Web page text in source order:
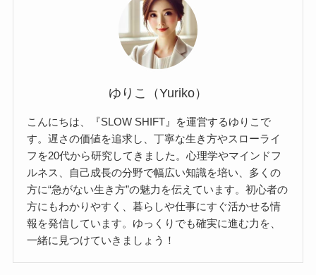
ゆりこ（Yuriko）
こんにちは、『SLOW SHIFT』を運営するゆりこで
す。遅さの価値を追求し、丁寧な生き方やスローライ
フを20代から研究してきました。心理学やマインドフ
ルネス、自己成長の分野で幅広い知識を培い、多くの
方に“急がない生き方”の魅力を伝えています。初心者の
方にもわかりやすく、暮らしや仕事にすぐ活かせる情
報を発信しています。ゆっくりでも確実に進む力を、
一緒に見つけていきましょう！